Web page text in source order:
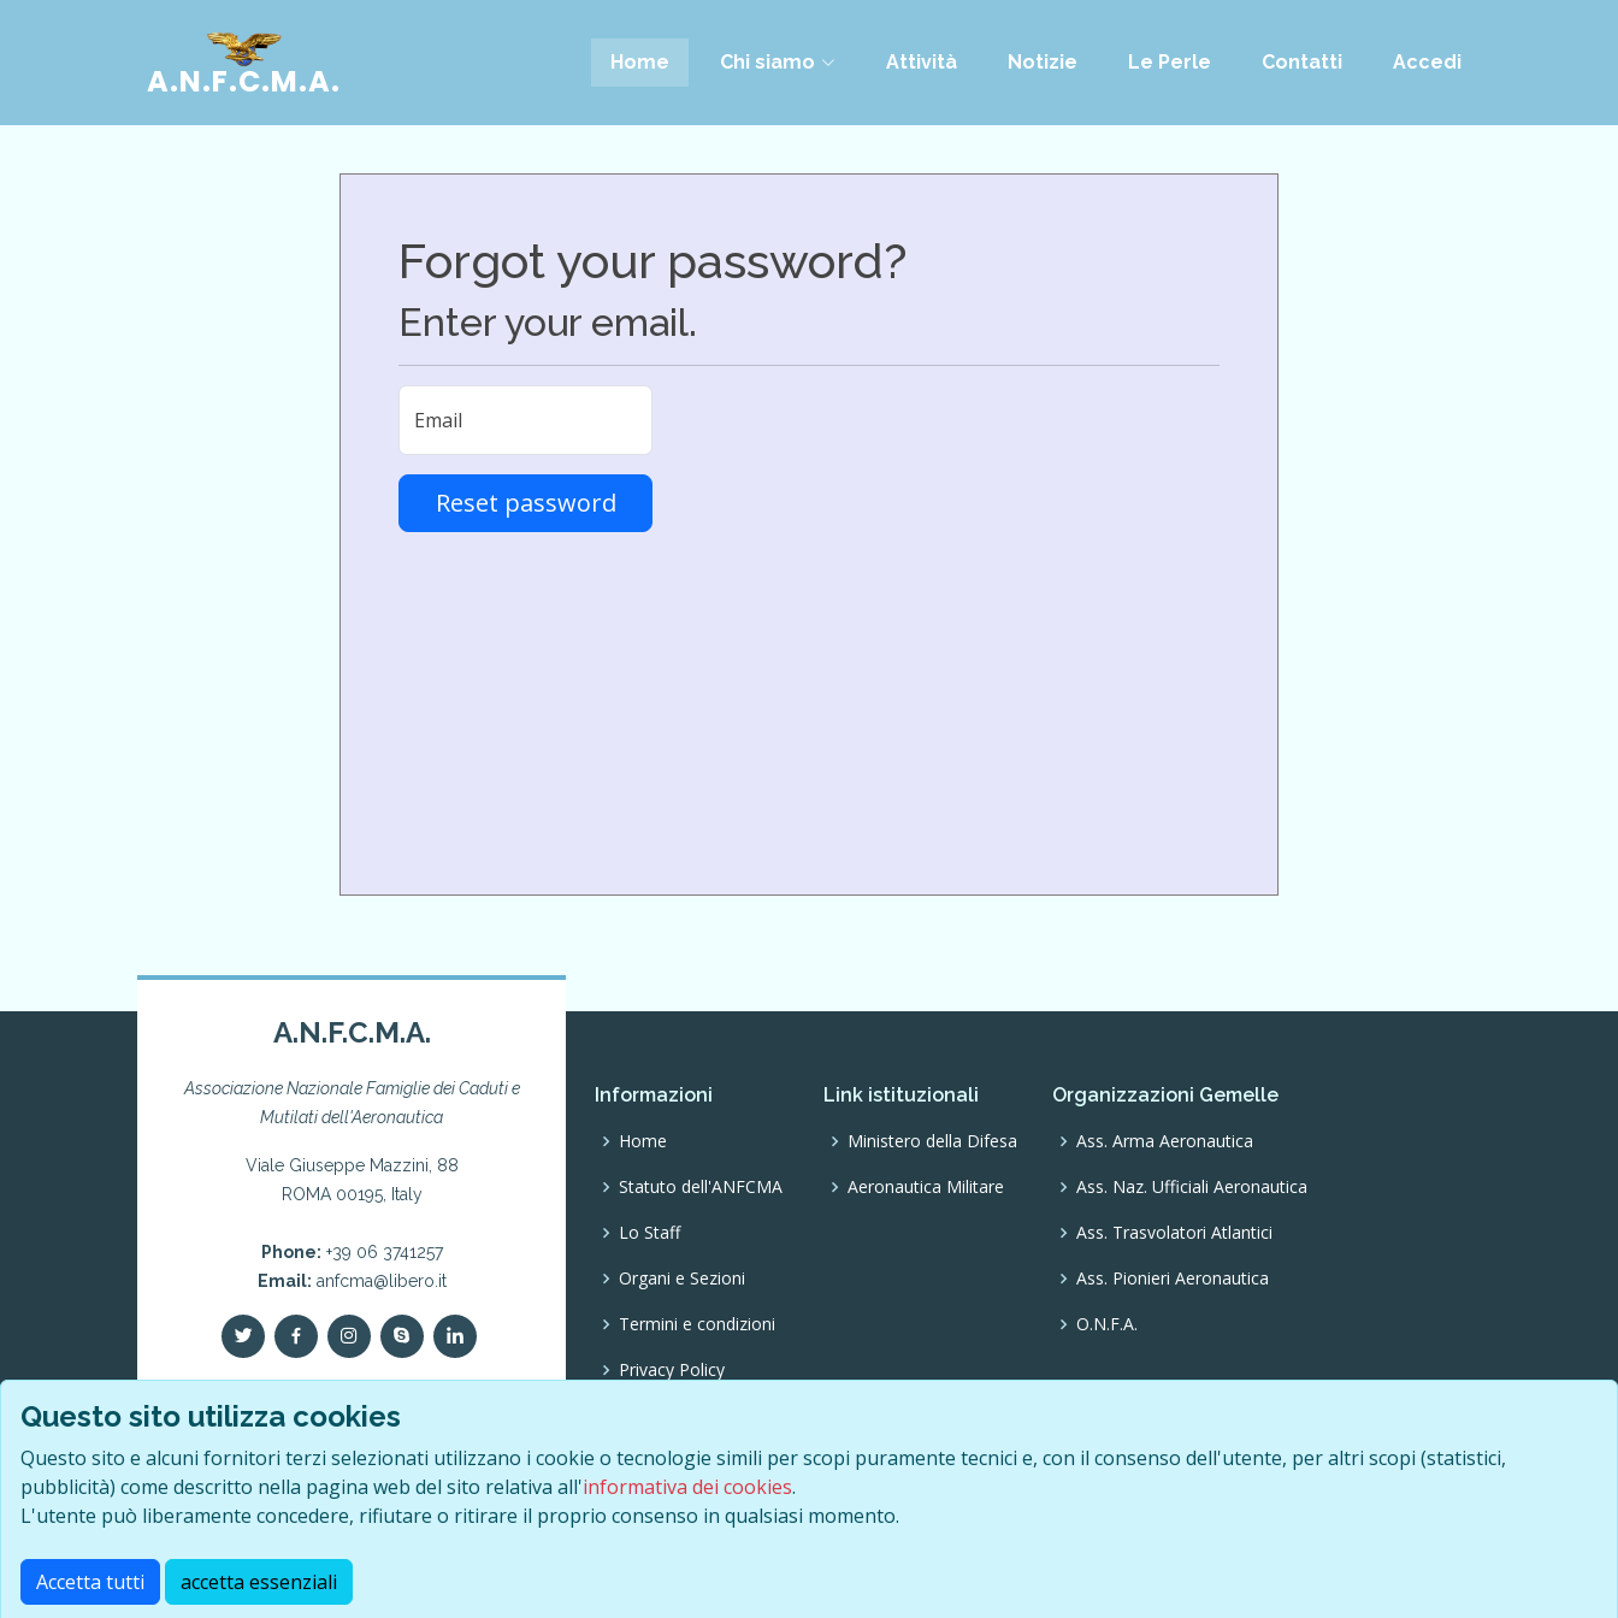
A.N.F.C.M.A. Home Chi siamo Attività Notizie Le Perle Contatti Accedi
Forgot your password?
Enter your email.
Email
Reset password
A.N.F.C.M.A.
Associazione Nazionale Famiglie dei Caduti e
Mutilati dell'Aeronautica
Viale Giuseppe Mazzini, 88
ROMA 00195, Italy
Phone: +39 06 3741257
Email: anfcma@libero.it
Informazioni
Home
Statuto dell'ANFCMA
Lo Staff
Organi e Sezioni
Termini e condizioni
Privacy Policy
Link istituzionali
Ministero della Difesa
Aeronautica Militare
Organizzazioni Gemelle
Ass. Arma Aeronautica
Ass. Naz. Ufficiali Aeronautica
Ass. Trasvolatori Atlantici
Ass. Pionieri Aeronautica
O.N.F.A.
© 2026 · I diritti delle immagini e dei testi sono riservati. È espressamente vietata la loro riproduzione con qualsiasi mezzo e l'adattamento totale o parziale.
Questo sito utilizza cookies
Questo sito e alcuni fornitori terzi selezionati utilizzano i cookie o tecnologie simili per scopi puramente tecnici e, con il consenso dell'utente, per altri scopi (statistici,
pubblicità) come descritto nella pagina web del sito relativa all'informativa dei cookies.
L'utente può liberamente concedere, rifiutare o ritirare il proprio consenso in qualsiasi momento.
Accetta tutti accetta essenziali